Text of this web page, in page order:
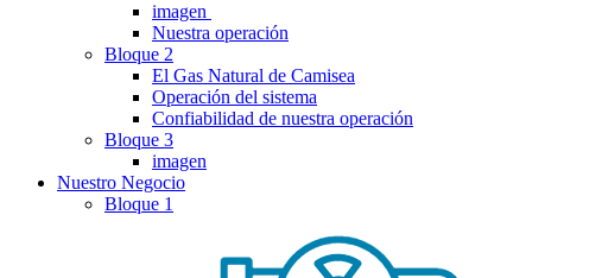
imagen
Nuestra operación
Bloque 2
El Gas Natural de Camisea
Operación del sistema
Confiabilidad de nuestra operación
Bloque 3
imagen
Nuestro Negocio
Bloque 1